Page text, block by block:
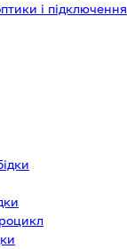
і підключення